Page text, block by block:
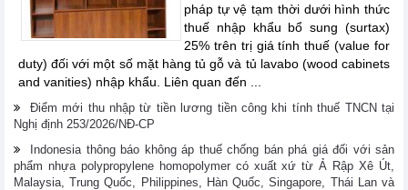
pháp tự vệ tạm thời dưới hình thức
thuế nhập khẩu bổ sung (surtax)
25% trên trị giá tính thuế (value for
duty) đối với một số mặt hàng tủ gỗ và tủ lavabo (wood cabinets
and vanities) nhập khẩu. Liên quan đến ...
Điểm mới thu nhập từ tiền lương tiền công khi tính thuế TNCN tại
Nghị định 253/2026/NĐ-CP
Indonesia thông báo không áp thuế chống bán phá giá đối với sản
phẩm nhựa polypropylene homopolymer có xuất xứ từ Ả Rập Xê Út,
Malaysia, Trung Quốc, Philippines, Hàn Quốc, Singapore, Thái Lan và